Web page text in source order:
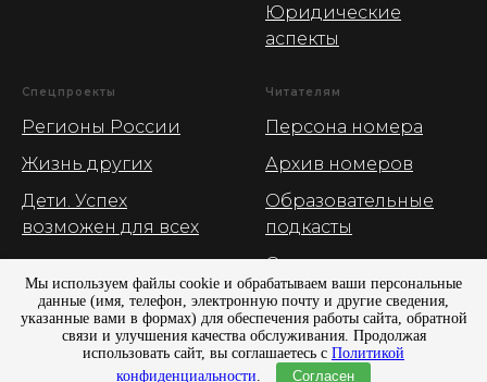
Юридические
аспекты
Спецпроекты
Регионы России
Жизнь других
Дети. Успех
возможен для всех
Читателям
Персона номера
Архив номеров
Образовательные
подкасты
О журнале
Рекламные
возможности
Мы используем файлы cookie и обрабатываем ваши персональные
данные (имя, телефон, электронную почту и другие сведения,
указанные вами в формах) для обеспечения работы сайта, обратной
связи и улучшения качества обслуживания. Продолжая
использовать сайт, вы соглашаетесь с Политикой
конфиденциальности. Согласен